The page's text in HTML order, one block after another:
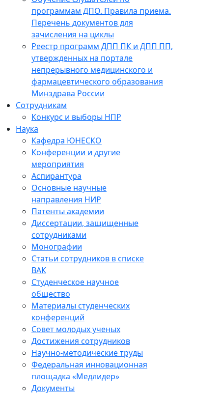
программам ДПО. Правила приема.
Перечень документов для
зачисления на циклы
Реестр программ ДПП ПК и ДПП ПП,
утвержденных на портале
непрерывного медицинского и
фармацевтического образования
Минздрава России
Сотрудникам
Конкурс и выборы НПР
Наука
Кафедра ЮНЕСКО
Конференции и другие
мероприятия
Аспирантура
Основные научные
направления НИР
Патенты академии
Диссертации, защищенные
сотрудниками
Монографии
Статьи сотрудников в списке
ВАК
Студенческое научное
общество
Материалы студенческих
конференций
Совет молодых ученых
Достижения сотрудников
Научно-методические труды
Федеральная инновационная
площадка «Медлидер»
Документы